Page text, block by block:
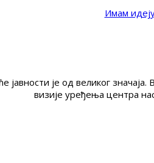
Имам
је од великог
визије уређења центра